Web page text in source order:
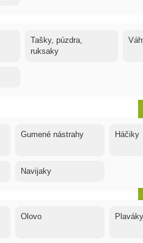
Tašky, púzdra,
ruksaky
Gumené nástrahy Háčiky
Navijaky
Olovo Plaváky